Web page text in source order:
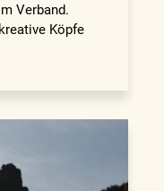
Verband.
Köpfe